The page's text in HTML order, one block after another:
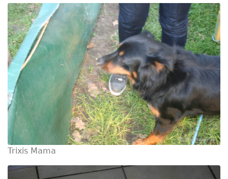
Trixis Mama